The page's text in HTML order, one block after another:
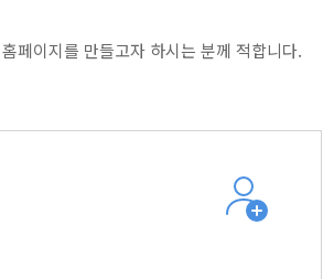
페이지를 만들고자 하시는 분께 적합니다.